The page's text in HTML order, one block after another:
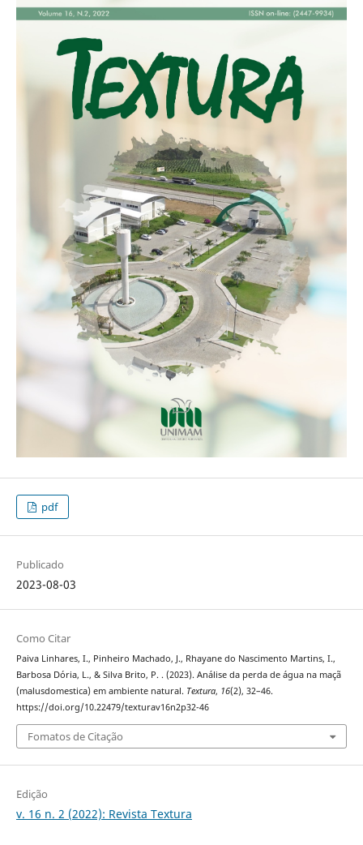
pdf
Publicado
2023-08-03
Como Citar
Paiva Linhares, I., Pinheiro Machado, J., Rhayane do Nascimento Martins, I.,
Barbosa Dória, L., & Silva Brito, P. . (2023). Análise da perda de água na maçã
(malusdomestica) em ambiente natural. Textura, 16(2), 32–46.
https://doi.org/10.22479/texturav16n2p32-46
Fomatos de Citação
Edição
v. 16 n. 2 (2022): Revista Textura